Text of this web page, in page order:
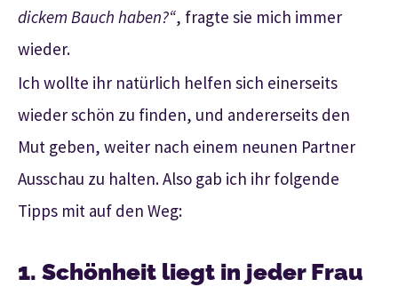
dickem Bauch haben?“, fragte sie mich immer
wieder.
Ich wollte ihr natürlich helfen sich einerseits
wieder schön zu finden, und andererseits den
Mut geben, weiter nach einem neunen Partner
Ausschau zu halten. Also gab ich ihr folgende
Tipps mit auf den Weg:
1. Schönheit liegt in jeder Frau